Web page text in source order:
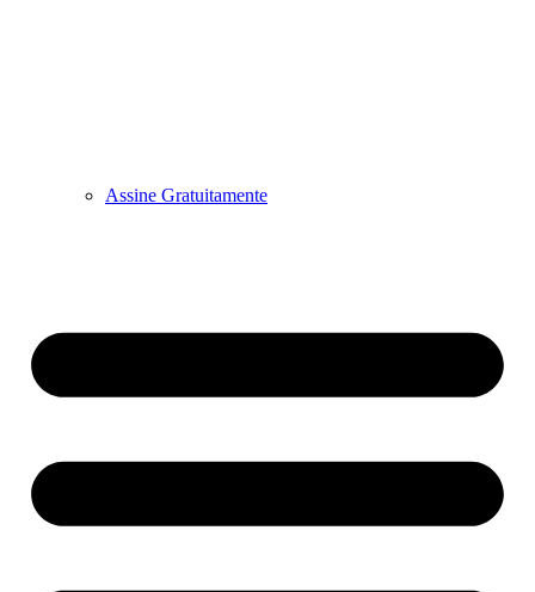
Assine Gratuitamente